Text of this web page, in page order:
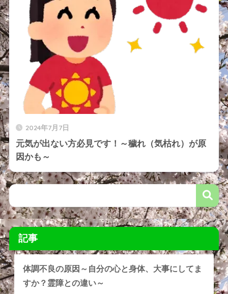
2024年7月7日
元気が出ない方必見です！～穢れ（気枯れ）が原
因かも～
記事
体調不良の原因～自分の心と身体、大事にしてま
すか？霊障との違い～